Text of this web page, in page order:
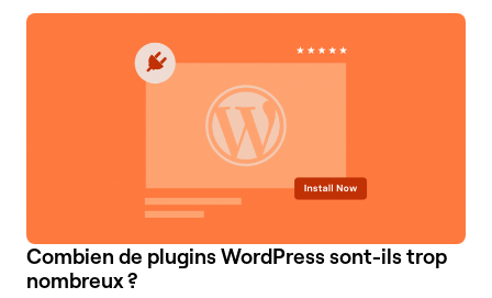
Combien de plugins WordPress sont-ils trop
nombreux ?